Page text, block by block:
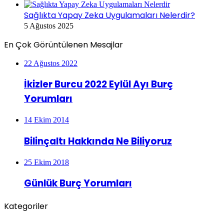
Sağlıkta Yapay Zeka Uygulamaları Nelerdir?
5 Ağustos 2025
En Çok Görüntülenen Mesajlar
22 Ağustos 2022
İkizler Burcu 2022 Eylül Ayı Burç
Yorumları
14 Ekim 2014
Bilinçaltı Hakkında Ne Biliyoruz
25 Ekim 2018
Günlük Burç Yorumları
Kategoriler